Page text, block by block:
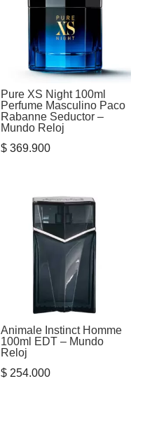
Pure XS Night 100ml
Perfume Masculino Paco
Rabanne Seductor –
Mundo Reloj
$369.900
Animale Instinct Homme
100ml EDT – Mundo
Reloj
$254.000